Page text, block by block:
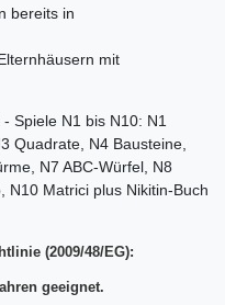
bereits in
mit
Spiele N1 bis N10: N1
Quadrate, N4 Bausteine,
N7 ABC-Würfel, N8
N10 Matrici plus Nikitin-Buch
(2009/48/EG):
geeignet.